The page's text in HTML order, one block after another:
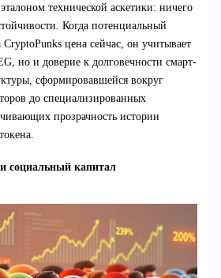
технической аскетики: ничего
Когда потенциальный
цена сейчас, он учитывает
но и доверие к долговечности смарт-
сформировавшейся вокруг
до специализированных
прозрачность истории
социальный капитал